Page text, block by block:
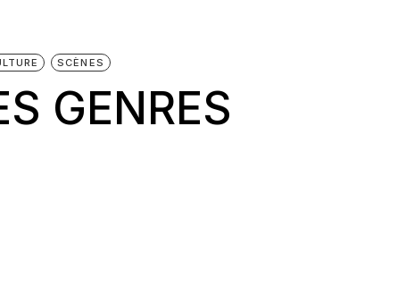
SCÈNES
GENRES